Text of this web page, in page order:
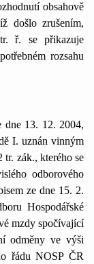
obsahově
došlo zrušením,
ř. se přikazuje
rozsahu
dne 13. 12. 2004,
I. uznán vinným
tr. zák., kterého se
odborového
ze dne 15. 2.
Hospodářské
mzdy spočívající
odměny ve výši
řádu NOSP ČR